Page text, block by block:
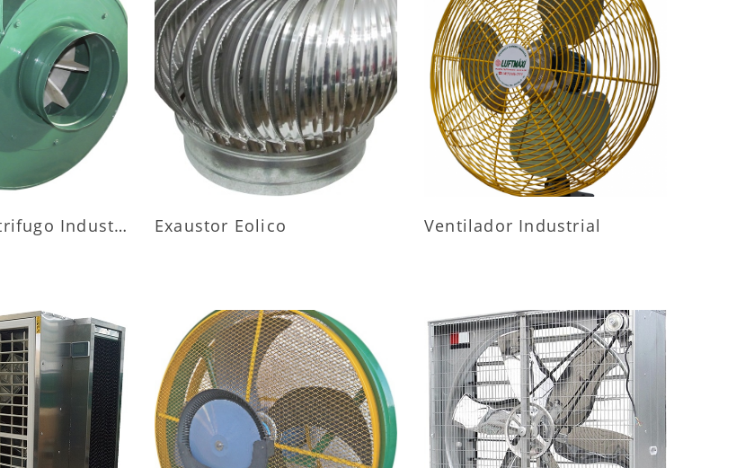
Exaustor Centrifugo Industrial
MAIS INFORMAÇÕES
Exaustor Eolico
MAIS INFORMAÇÕES
Ventilador Industrial
MAIS INFORMAÇÕES MAIS INFORMAÇÕES